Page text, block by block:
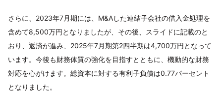
さらに、2023年7月期には、M&Aした連結子会社の借入金処理を
含めて8,500万円となりましたが、その後、スライドに記載のと
おり、返済が進み、2025年7月期第2四半期は4,700万円となって
います。今後も財務体質の強化を目指すとともに、機動的な財務
対応を心がけます。総資本に対する有利子負債は0.77パーセント
となりました。